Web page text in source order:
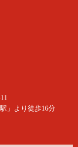
」より徒歩16分